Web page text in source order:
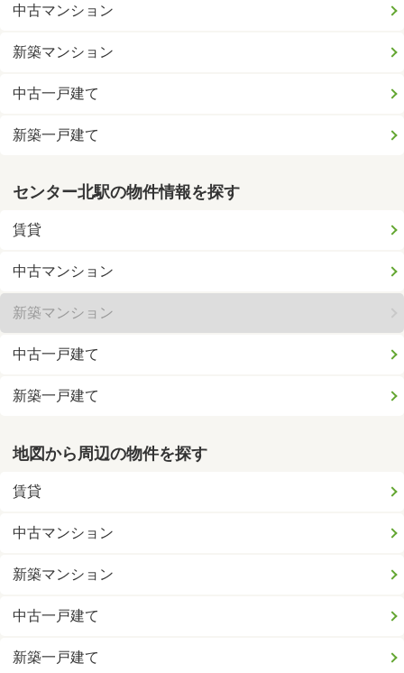
中古マンション
新築マンション
中古一戸建て
新築一戸建て
センター北駅の物件情報を探す
賃貸
中古マンション
新築マンション
中古一戸建て
新築一戸建て
地図から周辺の物件を探す
賃貸
中古マンション
新築マンション
中古一戸建て
新築一戸建て